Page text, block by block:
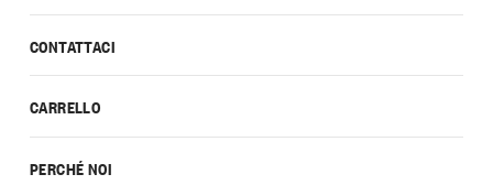
CONTATTACI
CARRELLO
PERCHÉ NOI